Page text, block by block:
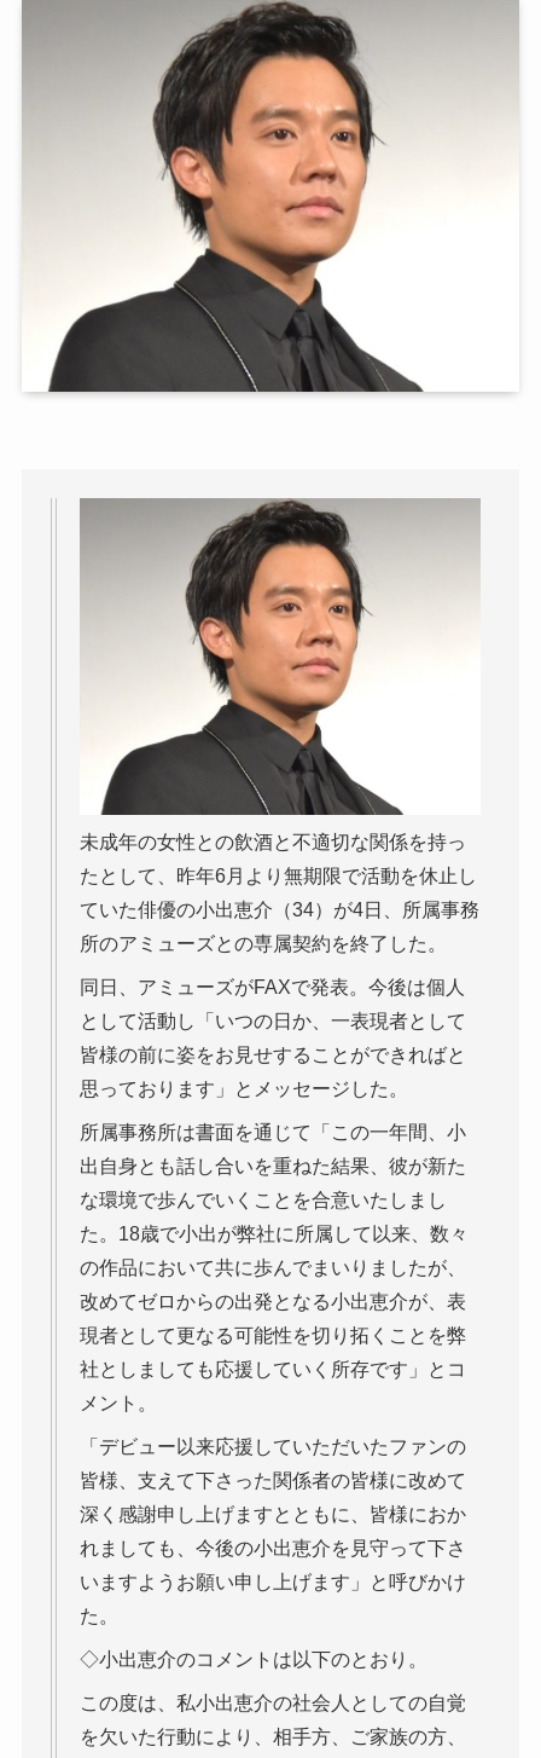
未成年の女性との飲酒と不適切な関係を持っ
たとして、昨年6月より無期限で活動を休止し
ていた俳優の小出恵介（34）が4日、所属事務
所のアミューズとの専属契約を終了した。
同日、アミューズがFAXで発表。今後は個人
として活動し「いつの日か、一表現者として
皆様の前に姿をお見せすることができればと
思っております」とメッセージした。
所属事務所は書面を通じて「この一年間、小
出自身とも話し合いを重ねた結果、彼が新た
な環境で歩んでいくことを合意いたしまし
た。18歳で小出が弊社に所属して以来、数々
の作品において共に歩んでまいりましたが、
改めてゼロからの出発となる小出恵介が、表
現者として更なる可能性を切り拓くことを弊
社としましても応援していく所存です」とコ
メント。
「デビュー以来応援していただいたファンの
皆様、支えて下さった関係者の皆様に改めて
深く感謝申し上げますとともに、皆様におか
れましても、今後の小出恵介を見守って下さ
いますようお願い申し上げます」と呼びかけ
た。
◇小出恵介のコメントは以下のとおり。
この度は、私小出恵介の社会人としての自覚
を欠いた行動により、相手方、ご家族の方、